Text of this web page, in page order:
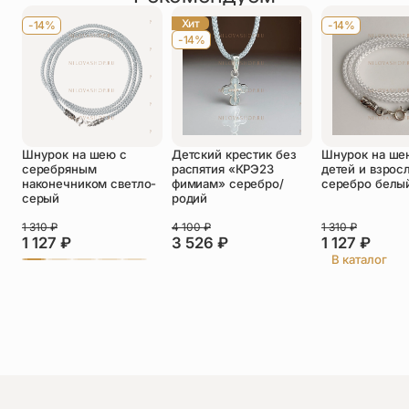
Оставить отзыв
Подтверждаю свое согласие с
политикой конфиденциальностии даю
согласие на обработку персональных
данных
Кристина
09.07.2026
Очень понравилось икона, я в восторге!
-14%
Шнурок на шею с
серебряным
наконечником светло-
серый
1 127 ₽
1 310₽
Хит
-14%
Детский крестик без
распятия «КРЭ23
фимиам» серебро/
родий
3 526 ₽
4 100₽
-14%
Шнурок на
детей и
серебро
1 127 ₽
1 310₽
В каталог